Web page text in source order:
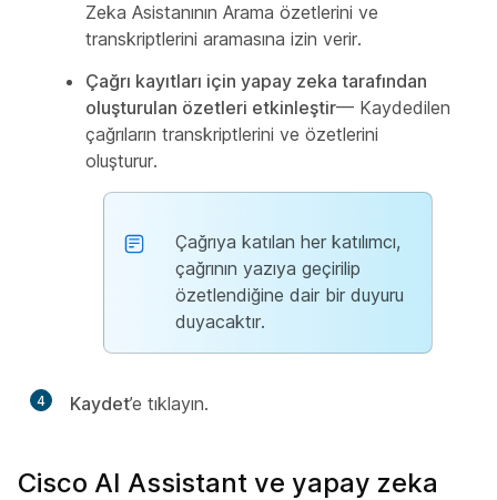
Zeka Asistanının Arama özetlerini ve
transkriptlerini aramasına izin verir.
Çağrı kayıtları için yapay zeka tarafından
oluşturulan özetleri etkinleştir— Kaydedilen
çağrıların transkriptlerini ve özetlerini
oluşturur.
Çağrıya katılan her katılımcı,
çağrının yazıya geçirilip
özetlendiğine dair bir duyuru
duyacaktır.
4 Kaydet’e tıklayın.
Cisco AI Assistant ve yapay zeka